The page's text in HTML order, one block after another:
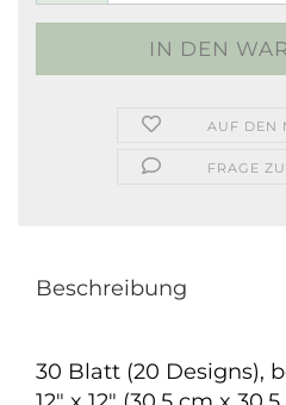
AUF DEN
FRAGE
Beschreibung
30 Blatt (20 Designs),